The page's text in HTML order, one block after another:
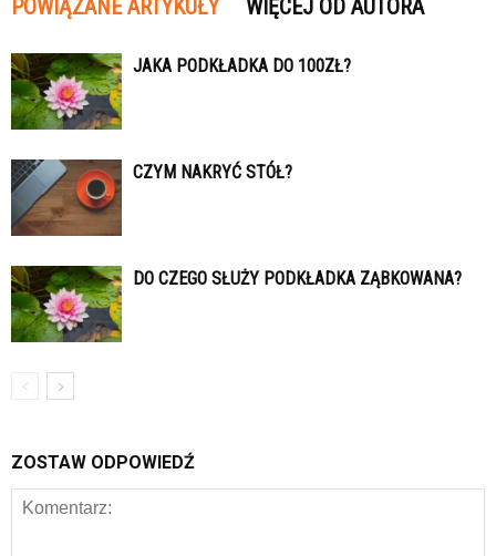
POWIĄZANE ARTYKUŁY WIĘCEJ OD AUTORA
JAKA PODKŁADKA DO 100ZŁ?
CZYM NAKRYĆ STÓŁ?
DO CZEGO SŁUŻY PODKŁADKA ZĄBKOWANA?
ZOSTAW ODPOWIEDŹ